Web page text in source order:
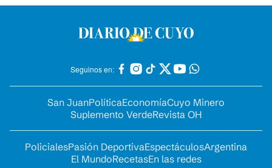
Seguinos en:
San JuanPolíticaEconomíaCuyo Minero
Suplemento VerdeRevista OH
PolicialesPasión DeportivaEspectáculosArgentina
El MundoRecetasEn las redes